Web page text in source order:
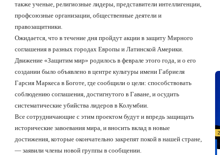
также ученые, религиозные лидеры, представители интеллигенции,
профсоюзные организации, общественные деятели и
правозащитники.
Ожидается, что в течение дня пройдут акции в защиту Мирного
соглашения в разных городах Европы и Латинской Америки.
Движение «Защитим мир» родилось в феврале этого года, и о его
создании было объявлено в центре культуры имени Габриеля
Гарсия Маркеса в Боготе, где сообщили о цели: способствовать
соблюдению соглашения, достигнутого в Гаване, и осудить
систематические убийства лидеров в Колумбии.
Все сотрудничающие с этим проектом будут и впредь защищать
исторические завоевания мира, и вносить вклад в новые
достижения, которые окончательно закрепят покой в нашей стране,
— заявили члены новой группы в сообщении.